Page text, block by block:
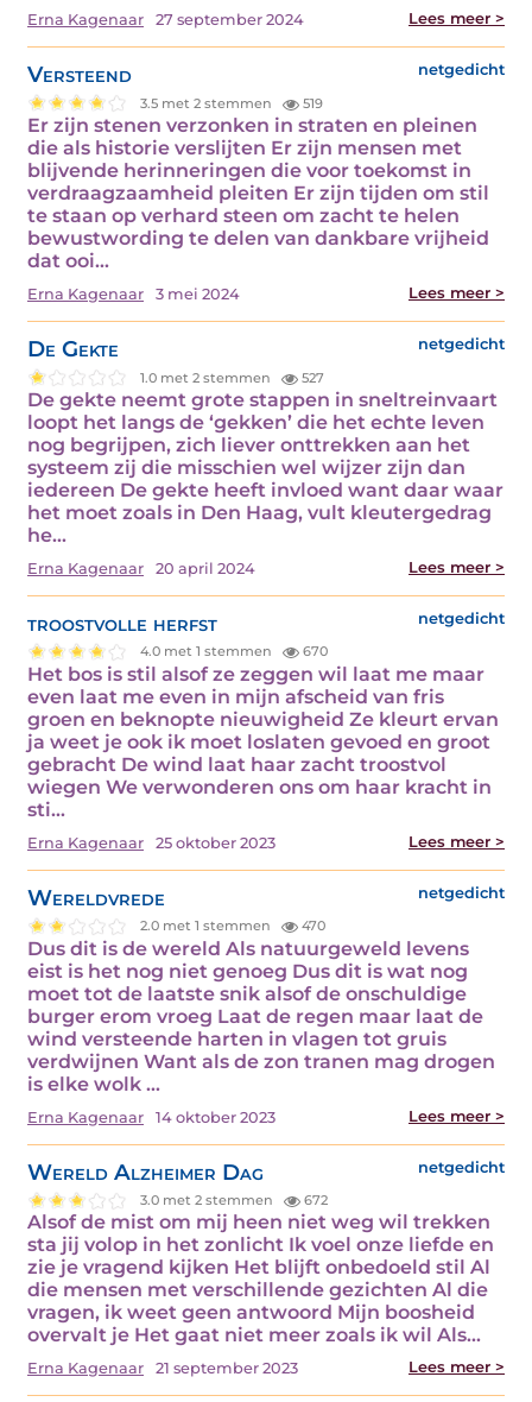
Erna Kagenaar 27 september 2024 Lees meer >
Versteend netgedicht
3.5 met 2 stemmen 519
Er zijn stenen verzonken in straten en pleinen
die als historie verslijten Er zijn mensen met
blijvende herinneringen die voor toekomst in
verdraagzaamheid pleiten Er zijn tijden om stil
te staan op verhard steen om zacht te helen
bewustwording te delen van dankbare vrijheid
dat ooi...
Erna Kagenaar 3 mei 2024 Lees meer >
De Gekte netgedicht
1.0 met 2 stemmen 527
De gekte neemt grote stappen in sneltreinvaart
loopt het langs de ‘gekken’ die het echte leven
nog begrijpen, zich liever onttrekken aan het
systeem zij die misschien wel wijzer zijn dan
iedereen De gekte heeft invloed want daar waar
het moet zoals in Den Haag, vult kleutergedrag
he...
Erna Kagenaar 20 april 2024 Lees meer >
troostvolle herfst netgedicht
4.0 met 1 stemmen 670
Het bos is stil alsof ze zeggen wil laat me maar
even laat me even in mijn afscheid van fris
groen en beknopte nieuwigheid Ze kleurt ervan
ja weet je ook ik moet loslaten gevoed en groot
gebracht De wind laat haar zacht troostvol
wiegen We verwonderen ons om haar kracht in
sti...
Erna Kagenaar 25 oktober 2023 Lees meer >
Wereldvrede netgedicht
2.0 met 1 stemmen 470
Dus dit is de wereld Als natuurgeweld levens
eist is het nog niet genoeg Dus dit is wat nog
moet tot de laatste snik alsof de onschuldige
burger erom vroeg Laat de regen maar laat de
wind versteende harten in vlagen tot gruis
verdwijnen Want als de zon tranen mag drogen
is elke wolk ...
Erna Kagenaar 14 oktober 2023 Lees meer >
Wereld Alzheimer Dag netgedicht
3.0 met 2 stemmen 672
Alsof de mist om mij heen niet weg wil trekken
sta jij volop in het zonlicht Ik voel onze liefde en
zie je vragend kijken Het blijft onbedoeld stil Al
die mensen met verschillende gezichten Al die
vragen, ik weet geen antwoord Mijn boosheid
overvalt je Het gaat niet meer zoals ik wil Als...
Erna Kagenaar 21 september 2023 Lees meer >